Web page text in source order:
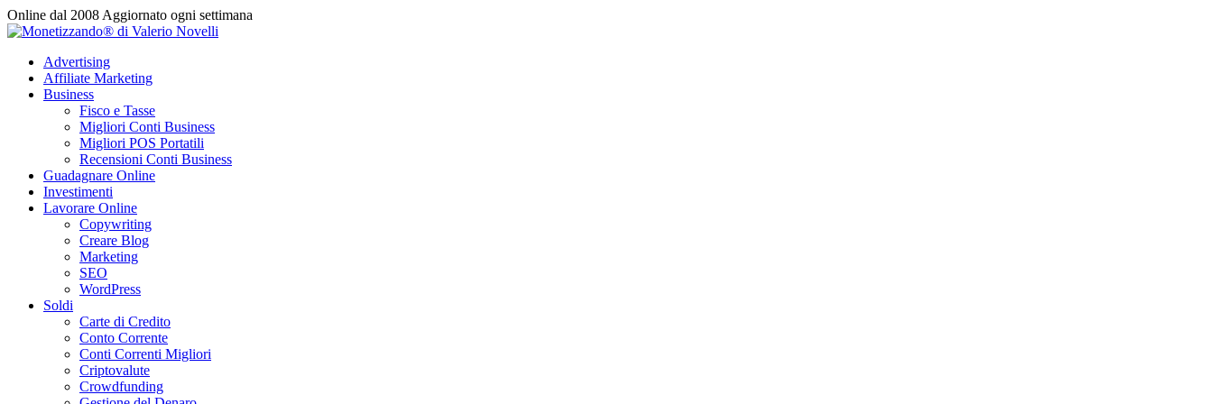
Vai
al
Online dal 2008 Aggiornato ogni settimana
Advertising
Affiliate Marketing
Business
Fisco e Tasse
Migliori Conti Business
Migliori POS Portatili
Recensioni Conti Business
Guadagnare Online
Investimenti
Lavorare Online
Copywriting
Creare Blog
Marketing
SEO
WordPress
Soldi
Carte di Credito
Conto Corrente
Conti Correnti Migliori
Criptovalute
Crowdfunding